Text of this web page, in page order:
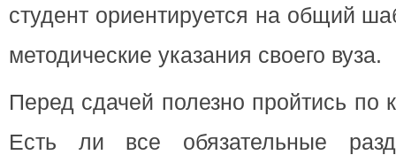
студент ориентируется на общий
методические указания своего вуза.
Перед сдачей полезно пройтись по
Есть ли все обязательные